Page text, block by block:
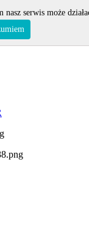
serwis może